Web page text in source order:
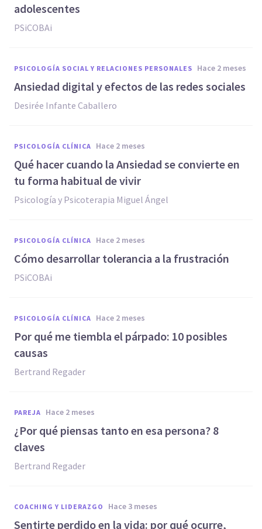
adolescentes
PSiCOBAi
PSICOLOGÍA SOCIAL Y RELACIONES PERSONALES hace 2 meses
Ansiedad digital y efectos de las redes sociales
Desirée Infante Caballero
PSICOLOGÍA CLÍNICA hace 2 meses
Qué hacer cuando la Ansiedad se convierte en
tu forma habitual de vivir
Psicología y Psicoterapia Miguel Ángel
PSICOLOGÍA CLÍNICA hace 2 meses
Cómo desarrollar tolerancia a la frustración
PSiCOBAi
PSICOLOGÍA CLÍNICA hace 2 meses
Por qué me tiembla el párpado: 10 posibles
causas
Bertrand Regader
PAREJA hace 2 meses
¿Por qué piensas tanto en esa persona? 8
claves
Bertrand Regader
COACHING Y LIDERAZGO hace 3 meses
Sentirte perdido en la vida: por qué ocurre,